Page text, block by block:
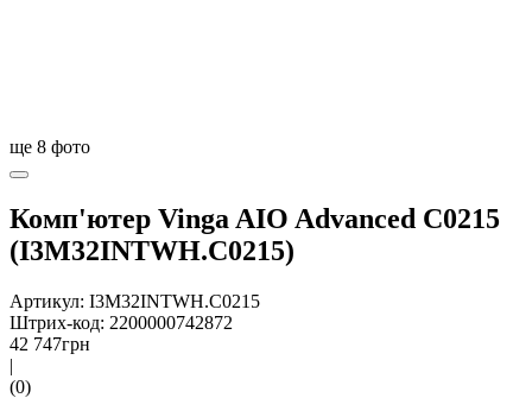
ще 8 фото
Комп'ютер Vinga AIO Advanced C0215
(I3M32INTWH.C0215)
Артикул: I3M32INTWH.C0215
Штрих-код: 2200000742872
42 747грн
|
(0)